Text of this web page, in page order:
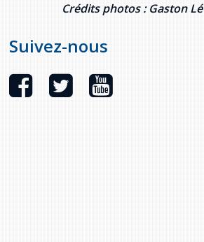
Crédits photos : Gaston
Suivez-nous